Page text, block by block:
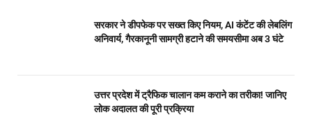
सरकार ने डीपफेक पर सख्त किए नियम, AI कंटेंट की लेबलिंग
अनिवार्य, गैरकानूनी सामग्री हटाने की समयसीमा अब 3 घंटे
उत्तर प्रदेश में ट्रैफिक चालान कम कराने का तरीका! जानिए
लोक अदालत की पूरी प्रक्रिया